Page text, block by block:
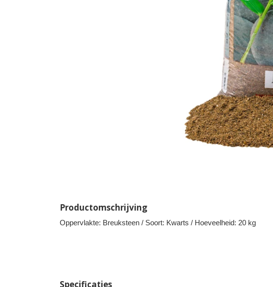
Productomschrijving
Oppervlakte: Breuksteen / Soort: Kwarts / Hoeveelheid: 20 kg
Specificaties